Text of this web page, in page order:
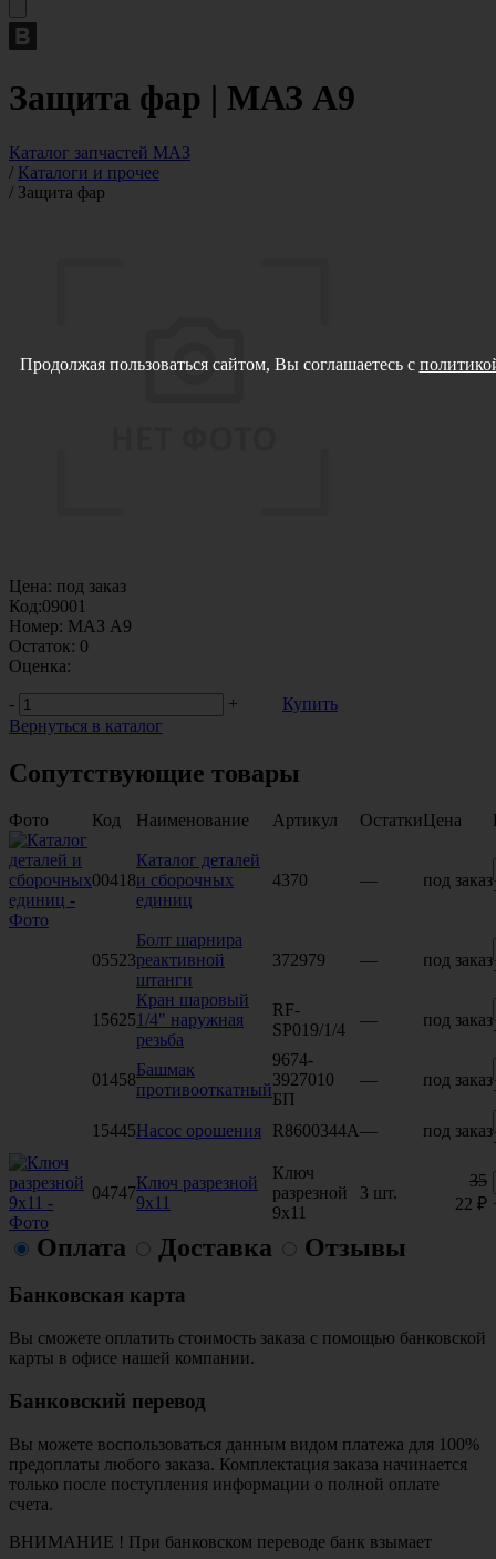
Защита фар | МАЗ А9
Каталог запчастей МАЗ
/ Каталоги и прочее
/ Защита фар
Цена: под заказ
Код:09001
Номер: МАЗ А9
Остаток: 0
Оценка:
-
+
Купить
Вернуться в каталог
Сопутствующие товары
Фото Код Наименование Артикул ОстаткиЦена
00418
Каталог деталей
и сборочных
единиц
4370 — под заказ
05523
Болт шарнира
реактивной
штанги
372979 — под заказ
15625
Кран шаровый
1/4" наружная
резьба
RF-
SP019/1/4
— под заказ
01458
Башмак
противооткатный
9674-
3927010
БП
— под заказ
15445Насос орошения R8600344A— под заказ
04747
Ключ разрезной
9х11
Ключ
разрезной
9х11
3 шт.
35
22 ₽
Оплата Доставка Отзывы
Банковская карта
Вы сможете оплатить стоимость заказа с помощью банковской
карты в офисе нашей компании.
Банковский перевод
Вы можете воспользоваться данным видом платежа для 100%
предоплаты любого заказа. Комплектация заказа начинается
только после поступления информации о полной оплате
счета.
ВНИМАНИЕ ! При банковском переводе банк взымает
Продолжая пользоваться сайтом, Вы соглашаетесь с